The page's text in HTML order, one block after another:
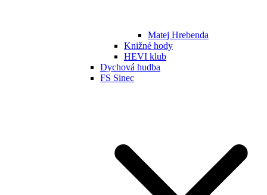
Matej Hrebenda
Knižné hody
HEVI klub
Dychová hudba
FS Sinec